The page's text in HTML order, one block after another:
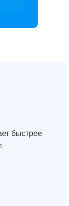
быстрее